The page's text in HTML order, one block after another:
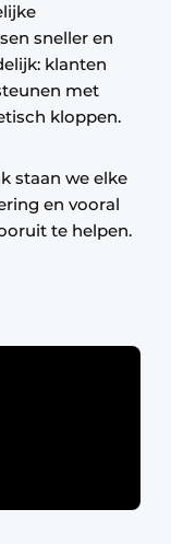
sneller en
klanten
met
kloppen.
staan we elke
en vooral
te helpen.